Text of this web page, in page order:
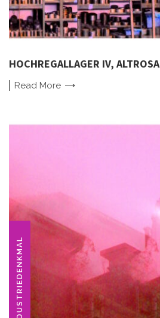
HOCHREGALLAGER IV, ALTROSA
Read More
INDUSTRIEDENKMAL